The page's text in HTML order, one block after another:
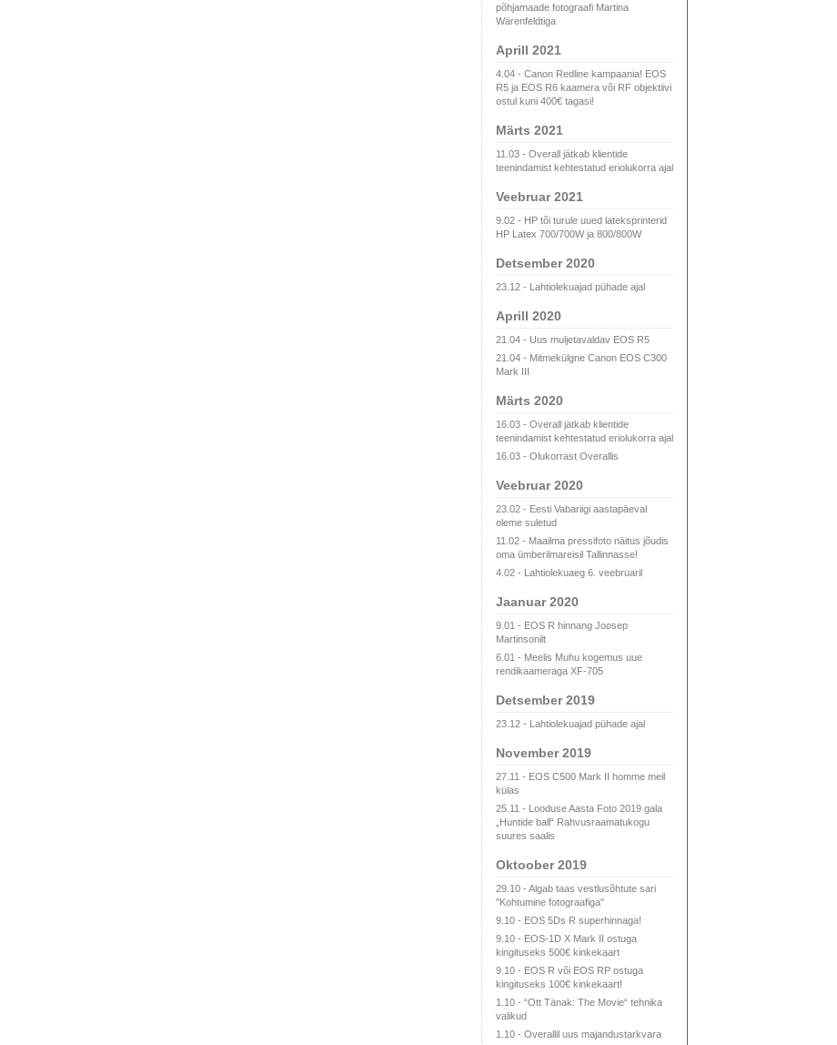
põhjamaade fotograafi Martina
Wärenfeldtiga
Aprill 2021
4.04 - Canon Redline kampaania! EOS
R5 ja EOS R6 kaamera või RF objektiivi
ostul kuni 400€ tagasi!
Märts 2021
11.03 - Overall jätkab klientide
teenindamist kehtestatud eriolukorra ajal
Veebruar 2021
9.02 - HP tõi turule uued lateksprinterid
HP Latex 700/700W ja 800/800W
Detsember 2020
23.12 - Lahtiolekuajad pühade ajal
Aprill 2020
21.04 - Uus muljetavaldav EOS R5
21.04 - Mitmekülgne Canon EOS C300
Mark III
Märts 2020
16.03 - Overall jätkab klientide
teenindamist kehtestatud eriolukorra ajal
16.03 - Olukorrast Overallis
Veebruar 2020
23.02 - Eesti Vabariigi aastapäeval
oleme suletud
11.02 - Maailma pressifoto näitus jõudis
oma ümberilmareisil Tallinnasse!
4.02 - Lahtiolekuaeg 6. veebruaril
Jaanuar 2020
9.01 - EOS R hinnang Joosep
Martinsonilt
6.01 - Meelis Muhu kogemus uue
rendikaameraga XF-705
Detsember 2019
23.12 - Lahtiolekuajad pühade ajal
November 2019
27.11 - EOS C500 Mark II homme meil
külas
25.11 - Looduse Aasta Foto 2019 gala
„Huntide ball“ Rahvusraamatukogu
suures saalis
Oktoober 2019
29.10 - Algab taas vestlusõhtute sari
"Kohtumine fotograafiga"
9.10 - EOS 5Ds R superhinnaga!
9.10 - EOS-1D X Mark II ostuga
kingituseks 500€ kinkekaart
9.10 - EOS R või EOS RP ostuga
kingituseks 100€ kinkekaart!
1.10 - “Ott Tänak: The Movie“ tehnika
valikud
1.10 - Overallil uus majandustarkvara